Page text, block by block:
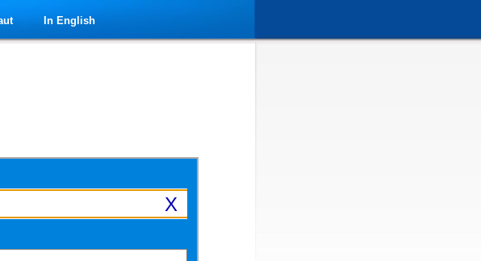
In English
X